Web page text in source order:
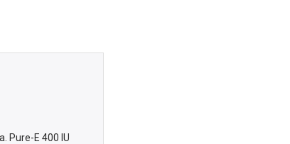
Pure-E 400 IU